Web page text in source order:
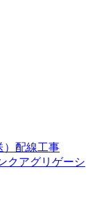
配線工事
クアグリゲーシ